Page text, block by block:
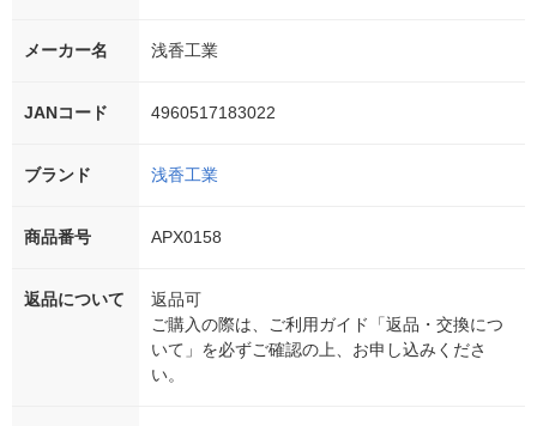
メーカー名 浅香工業
JANコード 4960517183022
ブランド 浅香工業
商品番号 APX0158
返品について
返品可
ご購入の際は、ご利用ガイド「返品・交換につ
いて」を必ずご確認の上、お申し込みくださ
い。